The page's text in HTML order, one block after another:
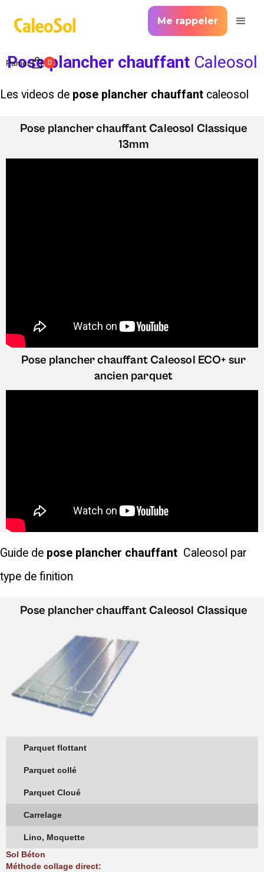
Me rappeler
Panier 0
Pose plancher chauffantCaleosol
Les videos de pose plancher chauffant caleosol
Pose plancher chauffantCaleosol Classique
13mm
Pose plancher chauffant Caleosol ECO+ sur
ancien parquet
Guide de pose plancher chauffant Caleosol par
type de finition
Pose plancher chauffantCaleosol Classique
Parquet flottant
Parquet collé
Parquet Cloué
Carrelage
Lino, Moquette
Sol Béton
Méthode collage direct: